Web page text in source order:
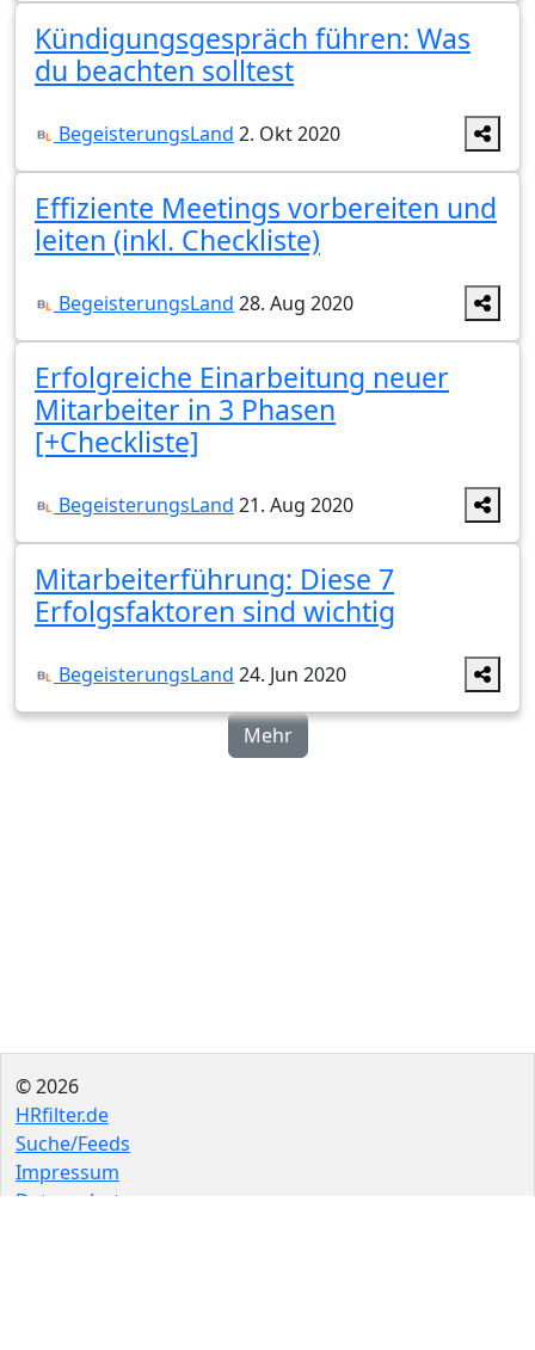
Kündigungsgespräch führen: Was
du beachten solltest
BegeisterungsLand 2. Okt 2020
Effiziente Meetings vorbereiten und
leiten (inkl. Checkliste)
BegeisterungsLand 28. Aug 2020
Erfolgreiche Einarbeitung neuer
Mitarbeiter in 3 Phasen
[+Checkliste]
BegeisterungsLand 21. Aug 2020
Mitarbeiterführung: Diese 7
Erfolgsfaktoren sind wichtig
BegeisterungsLand 24. Jun 2020
Mehr
© 2026
HRfilter.de
Suche/Feeds
Impressum
Datenschutz